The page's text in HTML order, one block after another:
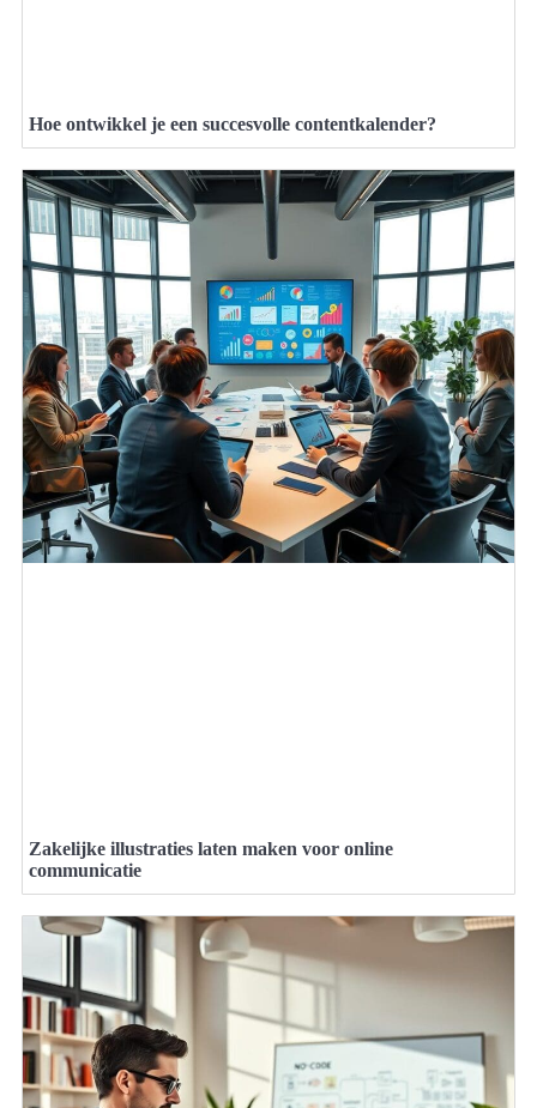
Hoe ontwikkel je een succesvolle contentkalender?
Zakelijke illustraties laten maken voor online
communicatie